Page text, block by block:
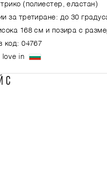
(полиестер, еластан)
за третиране: до 30
168 см и позира с
код: 04767
love in
С